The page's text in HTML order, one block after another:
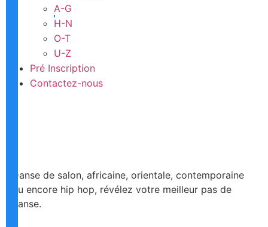
A-G
H-N
O-T
U-Z
Pré Inscription
Contactez-nous
Danse de salon, africaine, orientale, contemporaine
ou encore hip hop, révélez votre meilleur pas de
danse.